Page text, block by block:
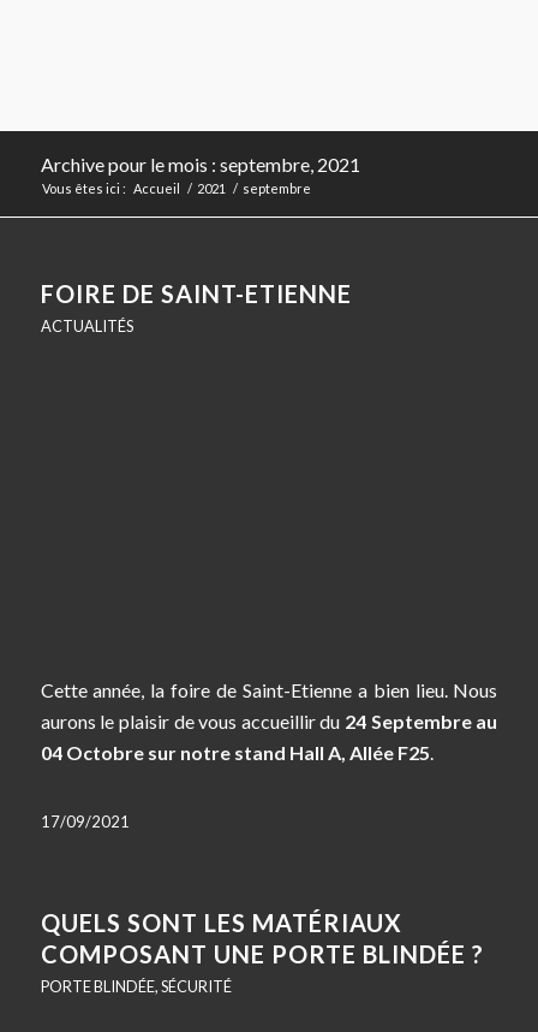
Archive pour le mois : septembre, 2021
Vous êtes ici : Accueil / 2021 / septembre
FOIRE DE SAINT-ETIENNE
ACTUALITÉS
Cette année, la foire de Saint-Etienne a bien lieu. Nous
aurons le plaisir de vous accueillir du 24 Septembre au
04 Octobre sur notre stand Hall A, Allée F25.
17/09/2021
QUELS SONT LES MATÉRIAUX
COMPOSANT UNE PORTE BLINDÉE ?
PORTE BLINDÉE,SÉCURITÉ